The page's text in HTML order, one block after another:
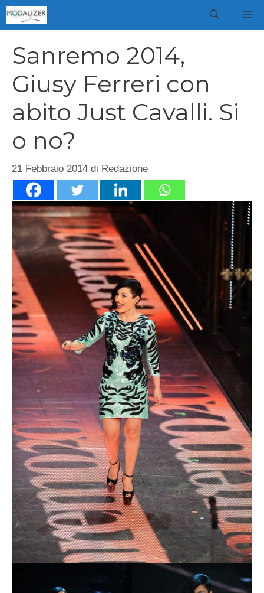
Vai
al
Sanremo 2014,
Giusy Ferreri con
abito Just Cavalli. Si
o no?
21 Febbraio 2014 di Redazione